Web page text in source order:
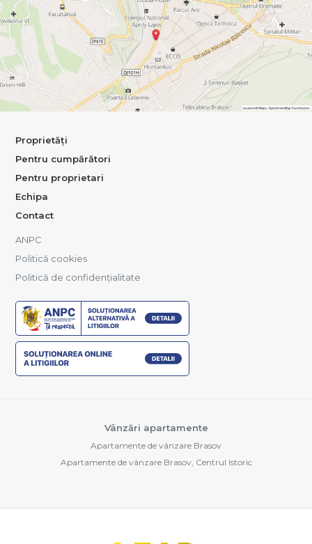
Proprietăți
Pentru cumpărători
Pentru proprietari
Echipa
Contact
ANPC
Politică cookies
Politică de confidențialitate
Vânzări apartamente
Apartamente de vânzare Brasov
Apartamente de vânzare Brasov, Centrul Istoric